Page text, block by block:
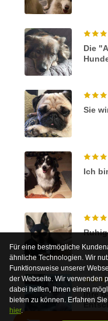
Die
Sie
Ich
Ihre
Für eine bestmögliche
ähnliche Technologien. Wir
Funktionsweise unserer
der Webseite. Wir verwenden
dabei helfen, Ihnen einen
bieten zu können. Erfahren
hier.